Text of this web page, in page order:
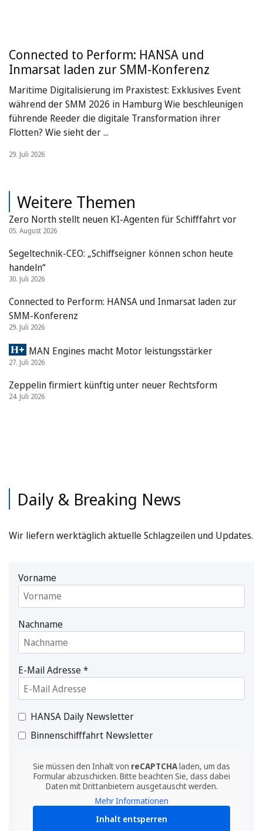
Connected to Perform: HANSA und
Inmarsat laden zur SMM-Konferenz
Maritime Digitalisierung im Praxistest: Exklusives Event
während der SMM 2026 in Hamburg Wie beschleunigen
führende Reeder die digitale Transformation ihrer
Flotten? Wie sieht der ...
29. Juli 2026
Weitere Themen
Zero North stellt neuen KI-Agenten für Schifffahrt vor
05. August 2026
Segeltechnik-CEO: „Schiffseigner können schon heute
handeln“
30. Juli 2026
Connected to Perform: HANSA und Inmarsat laden zur
SMM-Konferenz
29. Juli 2026
MAN Engines macht Motor leistungsstärker
27. Juli 2026
Zeppelin firmiert künftig unter neuer Rechtsform
24. Juli 2026
Daily & Breaking News
Wir liefern werktäglich aktuelle Schlagzeilen und Updates.
Vorname
Nachname
E-Mail Adresse*
HANSA Daily Newsletter
Binnenschifffahrt Newsletter
Sie müssen den Inhalt von reCAPTCHAladen, um das
Formular abzuschicken. Bitte beachten Sie, dass dabei
Daten mit Drittanbietern ausgetauscht werden.
Mehr Informationen
Inhalt entsperren